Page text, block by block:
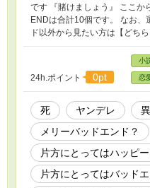
です 『賭けましょう』 ここか
ENDは合計10個です。 なお
ド以外から見たい方は【どち
24h.ポイント 0pt
小
恋
死 ヤンデレ
メリーバッドエンド？
片方にとってはハッピ
片方にとってはバッド